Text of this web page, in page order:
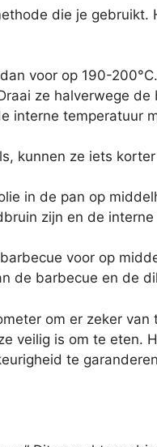
die je gebruikt.
voor op 190-
ze halverwege de
interne temperatuur
kunnen ze iets
in de pan op
zijn en de
voor op
de barbecue en de
om er zeker van
veilig is om te eten.
te